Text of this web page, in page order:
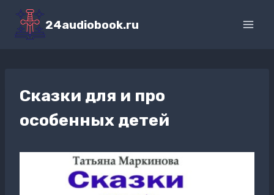
Перейти
содержимому
24audiobook.ru
Сказки для и про
особенных детей